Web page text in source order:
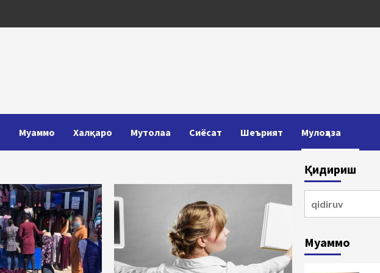
Муаммо Халқаро Мутолаа Сиёсат Шеърият Мулоҳаза
Қидириш
Муаммо